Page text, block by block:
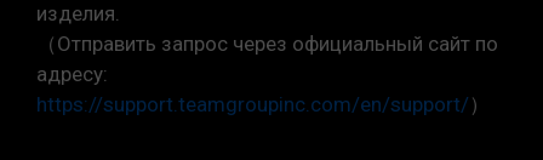
изделия.
（Отправить запрос через официальный сайт по
адресу:
https://support.teamgroupinc.com/en/support/ ）